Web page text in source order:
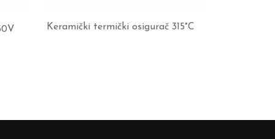
Keramički termički osigurač 315°C